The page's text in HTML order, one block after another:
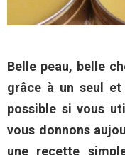
Belle peau, belle
grâce à un seul et
possible si vous
vous donnons
une recette